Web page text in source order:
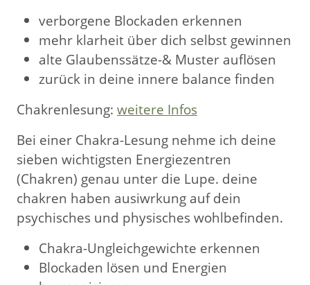
verborgene Blockaden erkennen
mehr klarheit über dich selbst gewinnen
alte Glaubenssätze-& Muster auflösen
zurück in deine innere balance finden
Chakrenlesung: weitere Infos
Bei einer Chakra-Lesung nehme ich deine
sieben wichtigsten Energiezentren
(Chakren) genau unter die Lupe. deine
chakren haben ausiwrkung auf dein
psychisches und physisches wohlbefinden.
Chakra-Ungleichgewichte erkennen
Blockaden lösen und Energien